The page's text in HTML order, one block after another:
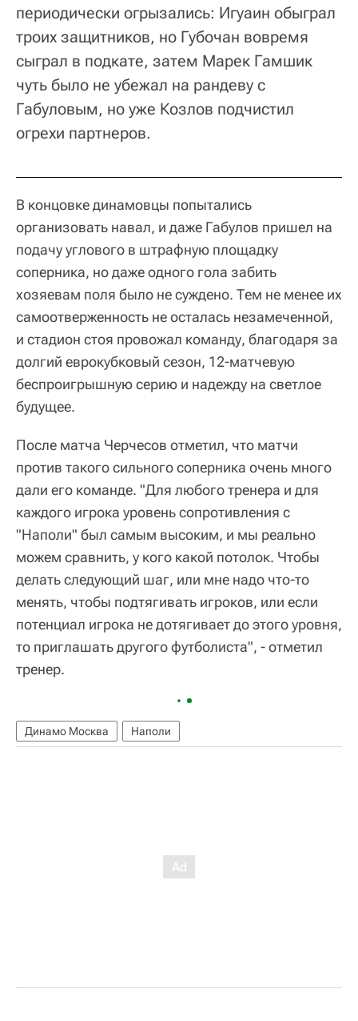
периодически огрызались: Игуаин обыграл
троих защитников, но Губочан вовремя
сыграл в подкате, затем Марек Гамшик
чуть было не убежал на рандеву с
Габуловым, но уже Козлов подчистил
огрехи партнеров.
В концовке динамовцы попытались
организовать навал, и даже Габулов пришел на
подачу углового в штрафную площадку
соперника, но даже одного гола забить
хозяевам поля было не суждено. Тем не менее их
самоотверженность не осталась незамеченной,
и стадион стоя провожал команду, благодаря за
долгий еврокубковый сезон, 12-матчевую
беспроигрышную серию и надежду на светлое
будущее.
После матча Черчесов отметил, что матчи
против такого сильного соперника очень много
дали его команде. "Для любого тренера и для
каждого игрока уровень сопротивления с
"Наполи" был самым высоким, и мы реально
можем сравнить, у кого какой потолок. Чтобы
делать следующий шаг, или мне надо что-то
менять, чтобы подтягивать игроков, или если
потенциал игрока не дотягивает до этого уровня,
то приглашать другого футболиста", - отметил
тренер.
Динамо Москва Наполи